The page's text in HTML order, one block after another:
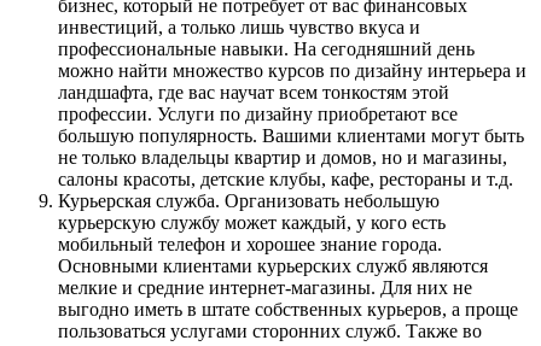
бизнес, который не потребует от вас финансовых
инвестиций, а только лишь чувство вкуса и
профессиональные навыки. На сегодняшний день
можно найти множество курсов по дизайну интерьера и
ландшафта, где вас научат всем тонкостям этой
профессии. Услуги по дизайну приобретают все
большую популярность. Вашими клиентами могут быть
не только владельцы квартир и домов, но и магазины,
салоны красоты, детские клубы, кафе, рестораны и т.д.
Курьерская служба. Организовать небольшую
курьерскую службу может каждый, у кого есть
мобильный телефон и хорошее знание города.
Основными клиентами курьерских служб являются
мелкие и средние интернет-магазины. Для них не
выгодно иметь в штате собственных курьеров, а проще
пользоваться услугами сторонних служб. Также во